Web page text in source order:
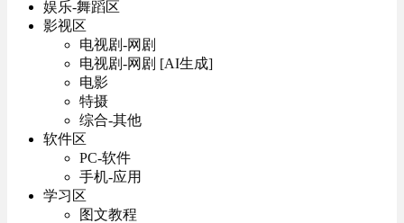
娱乐-舞蹈区
影视区
电视剧-网剧
电视剧-网剧 [AI生成]
电影
特摄
综合-其他
软件区
PC-软件
手机-应用
学习区
图文教程